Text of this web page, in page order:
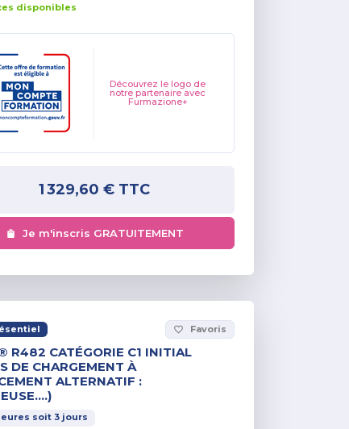
s disponibles
Découvrez le logo de
notre partenaire avec
Furmazione+
1 329,60 € TTC
Je m'inscris GRATUITEMENT
favorite_border Favoris
R482 CATÉGORIE C1 INITIAL
DE CHARGEMENT À
ALTERNATIF :
soit 3jours